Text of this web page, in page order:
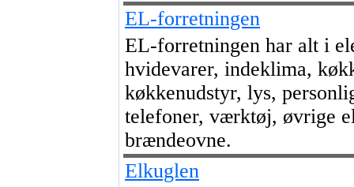
EL-forretningen
EL-forretningen har alt i
hvidevarer, indeklima,
køkkenudstyr, lys,
telefoner, værktøj, øvrige
brændeovne.
Elkuglen